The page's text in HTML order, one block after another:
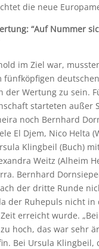
die neue
“Auf Nummer
im Ziel war,
fünfköpfigen
der Wertung zu sein.
starteten außer
noch Bernhard
El Djem, Nico Helta
Klingbeil (Buch)
Weitz (Alheim
Bernhard
der dritte Runde
der Ruhepuls nicht in
erreicht wurde.
hoch, das war sehr
Bei Ursula Klingbeil,